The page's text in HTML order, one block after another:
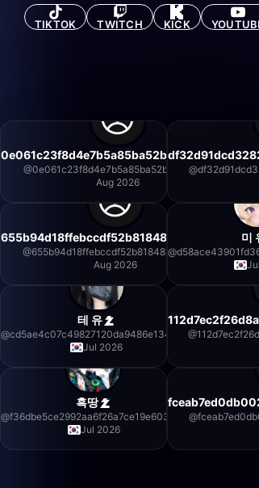
TIKTOK TWITCH KICK
0e061c23f8d4e7b5a85ba52b7e18bd5b
@0e061c23f8d4e7b5a85ba52b7e18bd5b
Aug 2026
@
655b94d18ffebccdf52b81848a334a3d
@655b94d18ffebccdf52b81848a334a3d
Aug 2026
미
@
테 유
@cd5ae4c07c49827120da9486e13454f5
Jul 2026
@
흑땅
@f36dbe5ce2992aa6f26a7ce19e6032c2
Jul 2026
@